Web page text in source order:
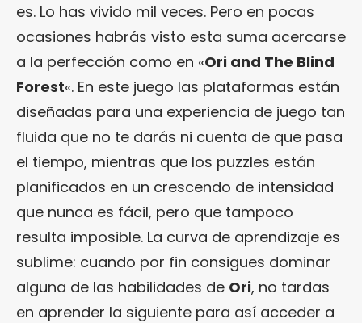
es. Lo has vivido mil veces. Pero en pocas
ocasiones habrás visto esta suma acercarse
a la perfección como en «Ori and The Blind
Forest«. En este juego las plataformas están
diseñadas para una experiencia de juego tan
fluida que no te darás ni cuenta de que pasa
el tiempo, mientras que los puzzles están
planificados en un crescendo de intensidad
que nunca es fácil, pero que tampoco
resulta imposible. La curva de aprendizaje es
sublime: cuando por fin consigues dominar
alguna de las habilidades de Ori, no tardas
en aprender la siguiente para así acceder a